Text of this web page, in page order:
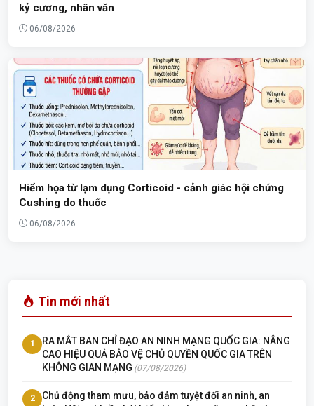
kỷ cương, nhân văn
06/08/2026
Hiểm họa từ lạm dụng Corticoid - cảnh giác hội chứng
Cushing do thuốc
06/08/2026
Tin mới nhất
1
RA MẮT BAN CHỈ ĐẠO AN NINH MẠNG QUỐC GIA: NÂNG
CAO HIỆU QUẢ BẢO VỆ CHỦ QUYỀN QUỐC GIA TRÊN
KHÔNG GIAN MẠNG (07/08/2026)
2
Chủ động tham mưu, bảo đảm tuyệt đối an ninh, an